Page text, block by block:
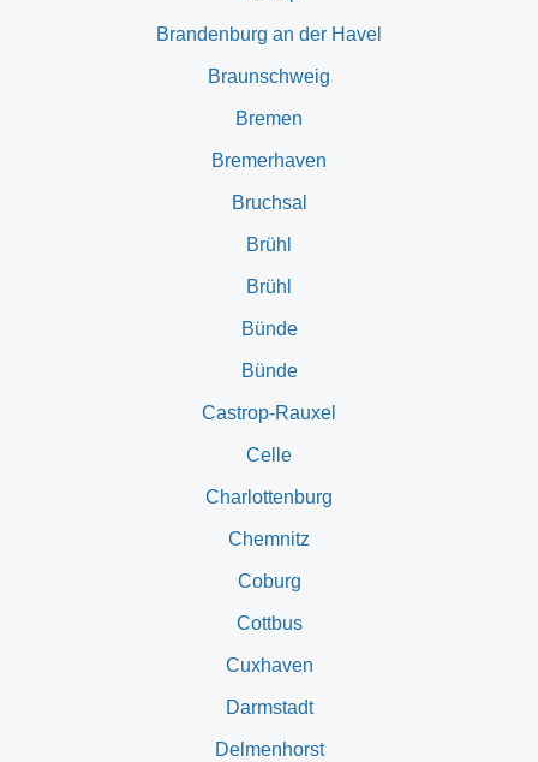
Brandenburg an der Havel
Braunschweig
Bremen
Bremerhaven
Bruchsal
Brühl
Brühl
Bünde
Bünde
Castrop-Rauxel
Celle
Charlottenburg
Chemnitz
Coburg
Cottbus
Cuxhaven
Darmstadt
Delmenhorst